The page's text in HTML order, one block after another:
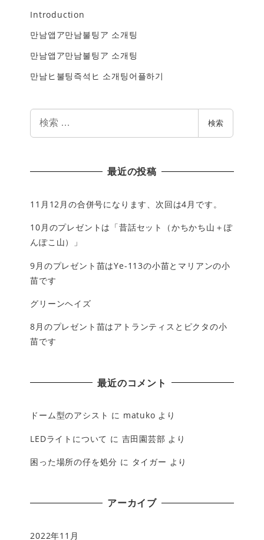
Introduction
만남앱ア만남불팅ア 소개팅
만남앱ア만남불팅ア 소개팅
만남ヒ불팅즉석ヒ 소개팅어플하기
検索
最近の投稿
11月12月の合併号になります、次回は4月です。
10月のプレゼントは「昔話セット（かちかち山＋ぽ
んぽこ山）」
9月のプレゼント苗はYe-113の小苗とマリアンの小
苗です
グリーンヘイズ
8月のプレゼント苗はアトランティスとピクタの小
苗です
最近のコメント
ドーム型のアシスト に matuko より
LEDライトについて に 吉田園芸部 より
困った場所の仔を処分 に タイガー より
アーカイブ
2022年11月